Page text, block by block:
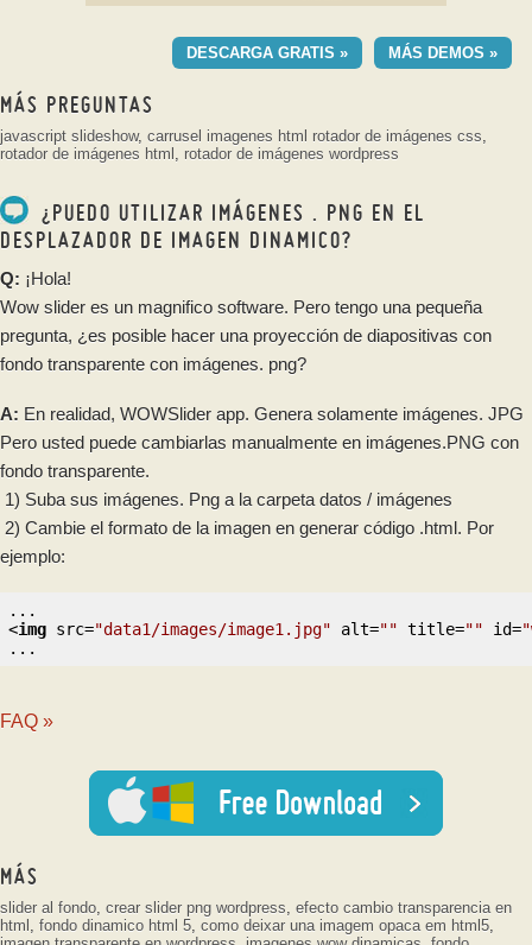
PLANTILLA
MÁS DEMOS »
DESCARGA GRATIS »
MÁS PREGUNTAS
javascript slideshow, carrusel imagenes html rotador de imágenes css,
rotador de imágenes html , rotador de imágenes wordpress
¿PUEDO UTILIZAR IMÁGENES . PNG EN EL
DESPLAZADOR DE IMAGEN DINAMICO?
Q: ¡Hola!
Wow slider es un magnifico software. Pero tengo una pequeña
pregunta, ¿es posible hacer una proyección de diapositivas con
fondo transparente con imágenes. png?
A: En realidad, WOWSlider app. Genera solamente imágenes. JPG
Pero usted puede cambiarlas manualmente en imágenes.PNG con
fondo transparente.
1) Suba sus imágenes. Png a la carpeta datos / imágenes
2) Cambie el formato de la imagen en generar código .html. Por
ejemplo:
<img src="data1/images/image1.jpg" alt="" title="" id=
...
FAQ »
MÁS
slider al fondo, crear slider png wordpress, efecto cambio transparencia en
html , fondo dinamico html 5, como deixar una imagem opaca em html5,